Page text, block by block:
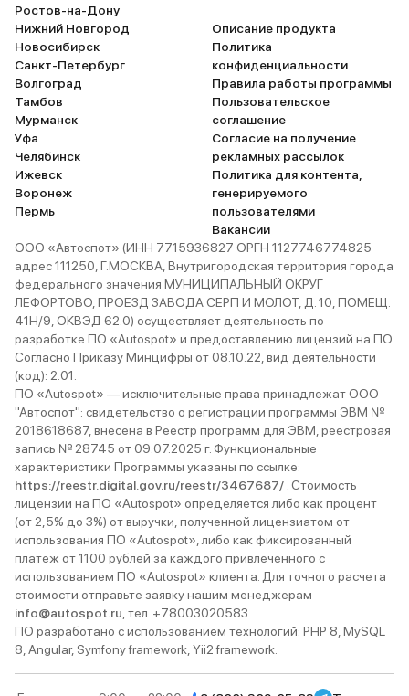
Черный металлик / Ink Black 2 авто Уфа
2026
и еще 60 опций
2 560 990 ₽
Серый металлик / Titanium Grey 1 авто Самара
2026
и еще 60 опций
Цена без скидки
2 715 990 ₽
Серебристый металлик / Pearl Silver 1 авто Самара
и еще 60 опций
Цена без скидки
2 809 990 ₽
Цена без скидки
3 009 990 ₽
Belgee • X70
В наличии
Белый / Crystal White 3 авто Самара
2026
и еще 72 опции
Цена без скидки
3 009 990 ₽
Ростов-на-Дону
Нижний Новгород
Новосибирск
Санкт-Петербург
Волгоград
Тамбов
Мурманск
Уфа
Челябинск
Ижевск
Воронеж
Пермь
Описание продукта
Политика
конфиденциальности
Правила работы программы
Пользовательское
соглашение
Согласие на получение
рекламных рассылок
Политика для контента,
генерируемого
пользователями
Вакансии
ООО «Автоспот» (ИНН 7715936827 ОРГН 1127746774825
адрес 111250, Г.МОСКВА, Внутригородская территория города
федерального значения МУНИЦИПАЛЬНЫЙ ОКРУГ
ЛЕФОРТОВО, ПРОЕЗД ЗАВОДА СЕРП И МОЛОТ, Д. 10, ПОМЕЩ.
41Н/9, ОКВЭД 62.0) осуществляет деятельность по
разработке ПО «Autospot» и предоставлению лицензий на ПО.
Согласно Приказу Минцифры от 08.10.22, вид деятельности
(код): 2.01.
ПО «Autospot» — исключительные права принадлежат ООО
"Автоспот": свидетельство о регистрации программы ЭВМ №
2018618687, внесена в Реестр программ для ЭВМ, реестровая
запись № 28745 от 09.07.2025 г. Функциональные
характеристики Программы указаны по ссылке:
https://reestr.digital.gov.ru/reestr/3467687/ . Стоимость
лицензии на ПО «Autospot» определяется либо как процент
(от 2,5% до 3%) от выручки, полученной лицензиатом от
использования ПО «Autospot», либо как фиксированный
платеж от 1100 рублей за каждого привлеченного с
использованием ПО «Autospot» клиента. Для точного расчета
стоимости отправьте заявку нашим менеджерам
info@autospot.ru , тел. +78003020583
ПО разработано с использованием технологий: PHP 8, MySQL
8, Angular, Symfony framework, Yii2 framework.